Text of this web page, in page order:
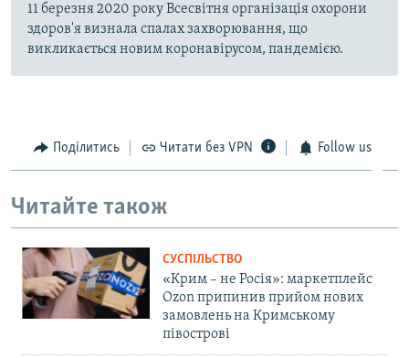
11 березня 2020 року Всесвітня організація охорони
здоров'я визнала спалах захворювання, що
викликається новим коронавірусом, пандемією.
Поділитись Читати без VPN Follow us
Читайте також
СУСПІЛЬСТВО
«Крим – не Росія»: маркетплейс
Ozon припинив прийом нових
замовлень на Кримському
півострові